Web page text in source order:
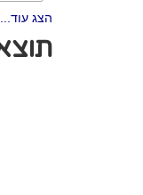
הצג עוד...